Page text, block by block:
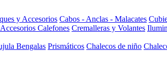
y Accesorios Cabos - Anclas - Malacates
Calefones Cremalleras y Volantes
Bengalas Prismáticos Chalecos de niño